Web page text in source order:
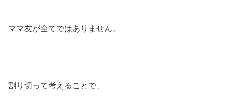
ママ友が全てではありません。
割り切って考えることで、